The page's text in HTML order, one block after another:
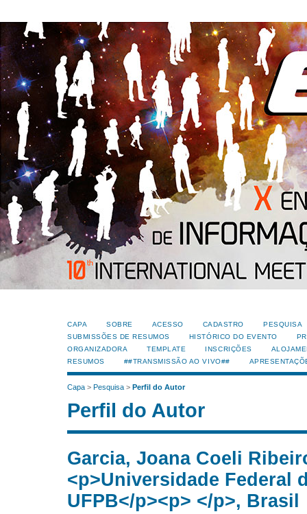
CAPA SOBRE ACESSO CADASTRO
PESQUISA
SUBMISSÕES DE RESUMOS
HISTÓRICO DO EVENTO
ORGANIZADORA
TEMPLATE INSCRIÇÕES
RESUMOS
##TRANSMISSÃO AO VIVO##
Capa > Pesquisa > Perfil do Autor
Perfil do Autor
Garcia, Joana Coeli
<p>Universidade Federal
UFPB</p><p> </p>, Brasil